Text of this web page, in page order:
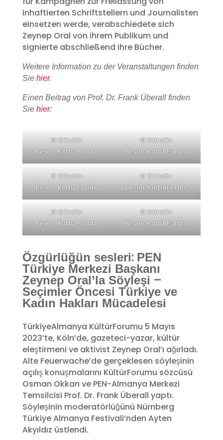
inhaftierten Schriftstellern und Journalisten
einsetzen werde, verabschiedete sich
Zeynep Oral von ihrem Publikum und
signierte abschließend ihre Bücher.
Weitere Information zu der Veranstaltungen finden
Sie hier.
Einen Beitrag von Prof. Dr. Frank Überall finden
Sie hier:
© Gündüz
Besen, KulturForum
© Gündüz
Besen, KulturForum
© Gündüz
Besen, KulturForum
© Gündüz
Besen, KulturForum
© Gündüz
Besen, KulturForum
© Gündüz
Besen, KulturForum
Özgürlüğün sesleri: PEN
Türkiye Merkezi Başkanı
Zeynep Oral’la Söyleşi –
Seçimler Öncesi Türkiye ve
Kadın Hakları Mücadelesi
TürkiyeAlmanya KültürForumu 5 Mayıs
2023’te, Köln’de, gazeteci-yazar, kültür
eleştirmeni ve aktivist Zeynep Oral’ı ağırladı.
Alte Feuerwache’de gerçeklesen söyleşinin
açılış konuşmalarını KültürForumu sözcüsü
Osman Okkan ve PEN-Almanya Merkezi
Temsilcisi Prof. Dr. Frank Überall yaptı.
Söyleşinin moderatörlüğünü Nürnberg
Türkiye Almanya Festivali’nden Ayten
Akyıldız üstlendi.